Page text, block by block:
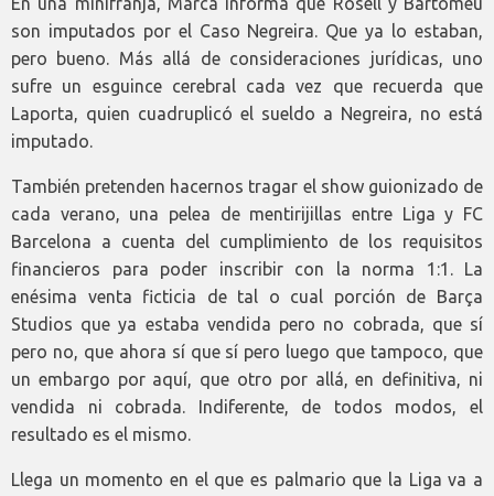
son imputados por el Caso Negreira. Que ya lo estaban,
pero bueno. Más allá de consideraciones jurídicas, uno
sufre un esguince cerebral cada vez que recuerda que
Laporta, quien cuadruplicó el sueldo a Negreira, no está
imputado.
También pretenden hacernos tragar el show guionizado de
cada verano, una pelea de mentirijillas entre Liga y FC
Barcelona a cuenta del cumplimiento de los requisitos
financieros para poder inscribir con la norma 1:1. La
enésima venta ficticia de tal o cual porción de Barça
Studios que ya estaba vendida pero no cobrada, que sí
pero no, que ahora sí que sí pero luego que tampoco, que
un embargo por aquí, que otro por allá, en definitiva, ni
vendida ni cobrada. Indiferente, de todos modos, el
resultado es el mismo.
Llega un momento en el que es palmario que la Liga va a